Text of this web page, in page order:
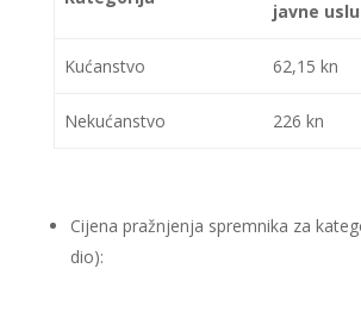
javne
Kućanstvo 62,15 kn
Nekućanstvo 226 kn
Cijena pražnjenja spremnika za
dio):